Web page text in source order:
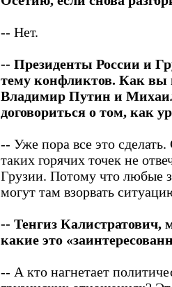
-- Нет.
-- Президенты России и
тему конфликтов. Как вы
Владимир Путин и
договориться о том, как
-- Уже пора все это
таких горячих точек не
Грузии. Потому что любые
могут там взорвать
-- Тенгиз Калистратович,
какие это
-- А кто нагнетает